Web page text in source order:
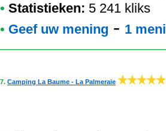
• Statistieken: 5 241 kliks
• Geef uw mening - 1
7. Camping La Baume - La Palmeraie